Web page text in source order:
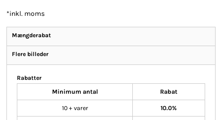
*inkl. moms
Mængderabat
Flere billeder
Rabatter
Minimum antal Rabat
10 + varer 10.0%